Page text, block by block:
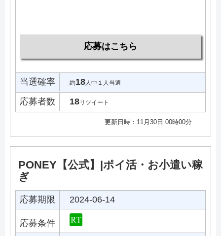
応募はこちら
当選確率 約18 人中１人当選
応募者数 18リツイート
更新日時：11月30日 00時00分
PONEY【公式】|ポイ活・お小遣い稼
ぎ
応募期限 2024-06-14
応募条件